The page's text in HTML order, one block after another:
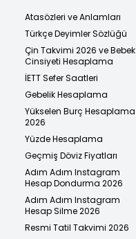
Atasözleri ve Anlamları
Türkçe Deyimler Sözlüğü
Çin Takvimi 2026 ve Bebek
Cinsiyeti Hesaplama
İETT Sefer Saatleri
Gebelik Hesaplama
Yükselen Burç Hesaplama
2026
Yüzde Hesaplama
Geçmiş Döviz Fiyatları
Adım Adım Instagram
Hesap Dondurma 2026
Adım Adım Instagram
Hesap Silme 2026
Resmi Tatil Takvimi 2026